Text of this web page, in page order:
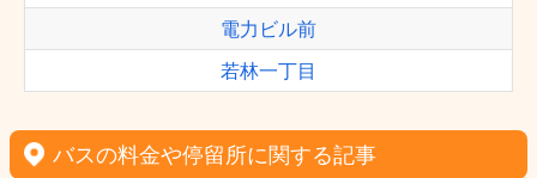
電力ビル前
若林一丁目
バスの料金や停留所に関する記事